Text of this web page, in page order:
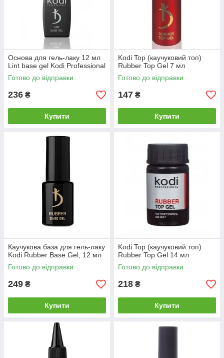
Основа для гель-лаку 12 мл
Lint base gel Kodi Professional
Готово до відправки
236 ₴
Купити
Kodi Top (каучуковий топ)
Rubber Top Gel 7 мл
Готово до відправки
147 ₴
Купити
Каучукова база для гель-лаку
Kodi Rubber Base Gel, 12 мл
Готово до відправки
249 ₴
Купити
Kodi Top (каучуковий топ)
Rubber Top Gel 14 мл
Готово до відправки
218 ₴
Купити